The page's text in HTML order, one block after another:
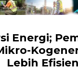
Energi;
Lebih Efisien